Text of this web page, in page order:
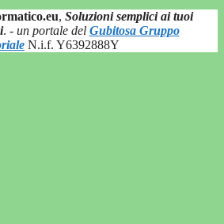
, Soluzioni semplici ai tuoi
. - un portale del Gubitosa Gruppo
N.i.f. Y6392888Y